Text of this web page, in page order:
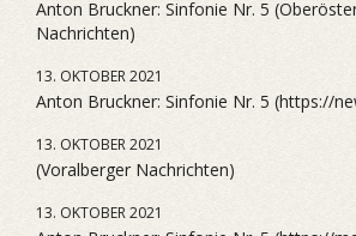
Anton Bruckner: Sinfonie Nr. 5
Nachrichten)
13. OKTOBER 2021
Anton Bruckner: Sinfonie Nr. 5 (https://
13. OKTOBER 2021
(Voralberger Nachrichten)
13. OKTOBER 2021